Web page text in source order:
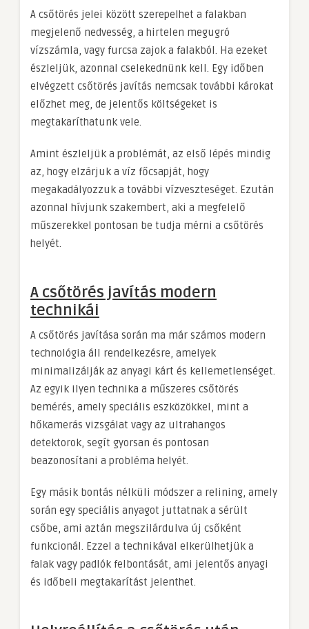
A csőtörés jelei között szerepelhet a falakban
megjelenő nedvesség, a hirtelen megugró
vízszámla, vagy furcsa zajok a falakból. Ha ezeket
észleljük, azonnal cselekednünk kell. Egy időben
elvégzett csőtörés javítás nemcsak további károkat
előzhet meg, de jelentős költségeket is
megtakaríthatunk vele.
Amint észleljük a problémát, az első lépés mindig
az, hogy elzárjuk a víz főcsapját, hogy
megakadályozzuk a további vízveszteséget. Ezután
azonnal hívjunk szakembert, aki a megfelelő
műszerekkel pontosan be tudja mérni a csőtörés
helyét.
A csőtörés javítás modern
technikái
A csőtörés javítása során ma már számos modern
technológia áll rendelkezésre, amelyek
minimalizálják az anyagi kárt és kellemetlenséget.
Az egyik ilyen technika a műszeres csőtörés
bemérés, amely speciális eszközökkel, mint a
hőkamerás vizsgálat vagy az ultrahangos
detektorok, segít gyorsan és pontosan
beazonosítani a probléma helyét.
Egy másik bontás nélküli módszer a relining, amely
során egy speciális anyagot juttatnak a sérült
csőbe, ami aztán megszilárdulva új csőként
funkcionál. Ezzel a technikával elkerülhetjük a
falak vagy padlók felbontását, ami jelentős anyagi
és időbeli megtakarítást jelenthet.